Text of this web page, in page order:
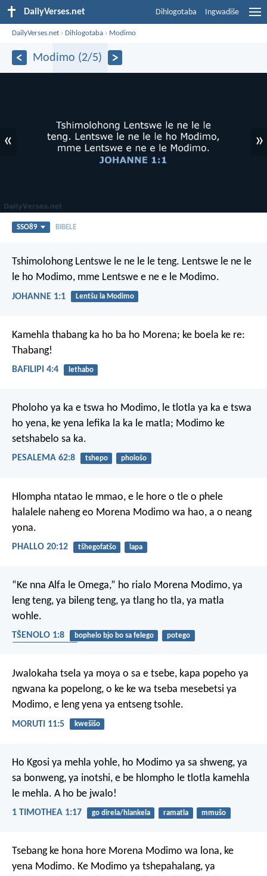
DailyVerses.net Dihlogotaba Ingwadiše
DailyVerses.net ›Dihlogotaba › Modimo
Modimo (2/5)
« »
SSO89 BIBELE
Tshimolohong Lentswe le ne le le teng. Lentswe le ne le
le ho Modimo, mme Lentswe e ne e le Modimo.
JOHANNE 1:1 Lentšu la Modimo
Kamehla thabang ka ho ba ho Morena; ke boela ke re:
Thabang!
BAFILIPI 4:4 lethabo
Pholoho ya ka e tswa ho Modimo, le tlotla ya ka e tswa
ho yena, ke yena lefika la ka le matla; Modimo ke
setshabelo sa ka.
PESALEMA 62:8 tshepo phološo
Hlompha ntatao le mmao, e le hore o tle o phele
halalele naheng eo Morena Modimo wa hao, a o neang
yona.
PHALLO 20:12 tšhegofatšo lapa
“Ke nna Alfa le Omega,” ho rialo Morena Modimo, ya
leng teng, ya bileng teng, ya tlang ho tla, ya matla
wohle.
TŠENOLO 1:8 bophelo bjo bo sa felego
potego
Jwalokaha tsela ya moya o sa e tsebe, kapa popeho ya
ngwana ka popelong, o ke ke wa tseba mesebetsi ya
Modimo, e leng yena ya entseng tsohle.
MORUTI 11:5 kwešišo
Ho Kgosi ya mehla yohle, ho Modimo ya sa shweng, ya
sa bonweng, ya inotshi, e be hlompho le tlotla kamehla
le mehla. A ho be jwalo!
1 TIMOTHEA 1:17 go direla/hlankela ramatla mmušo
Tsebang ke hona hore Morena Modimo wa lona, ke
yena Modimo. Ke Modimo ya tshepahalang, ya